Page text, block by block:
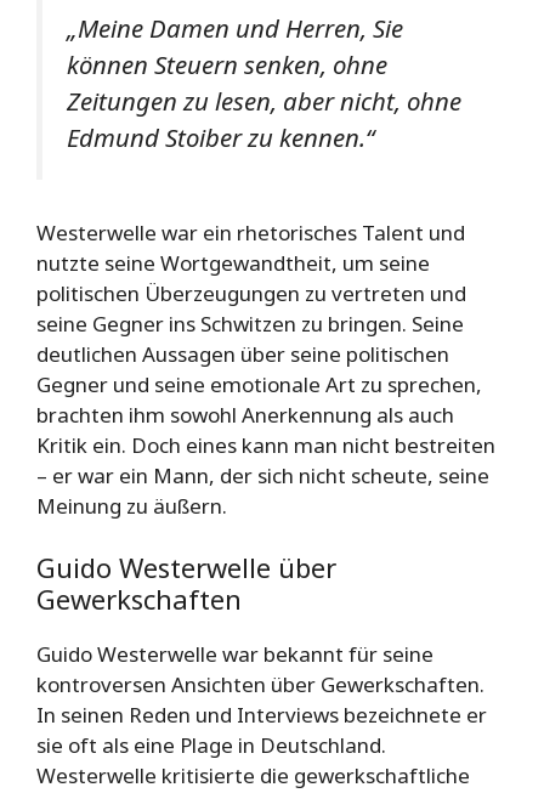
„Meine Damen und Herren, Sie
können Steuern senken, ohne
Zeitungen zu lesen, aber nicht, ohne
Edmund Stoiber zu kennen.“
Westerwelle war ein rhetorisches Talent und
nutzte seine Wortgewandtheit, um seine
politischen Überzeugungen zu vertreten und
seine Gegner ins Schwitzen zu bringen. Seine
deutlichen Aussagen über seine politischen
Gegner und seine emotionale Art zu sprechen,
brachten ihm sowohl Anerkennung als auch
Kritik ein. Doch eines kann man nicht bestreiten
– er war ein Mann, der sich nicht scheute, seine
Meinung zu äußern.
Guido Westerwelle über
Gewerkschaften
Guido Westerwelle war bekannt für seine
kontroversen Ansichten über Gewerkschaften.
In seinen Reden und Interviews bezeichnete er
sie oft als eine Plage in Deutschland.
Westerwelle kritisierte die gewerkschaftliche